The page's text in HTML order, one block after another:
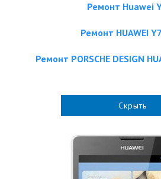
Ремонт Huawei
Ремонт HUAWEI
Ремонт PORSCHE DESIGN
Скрыть